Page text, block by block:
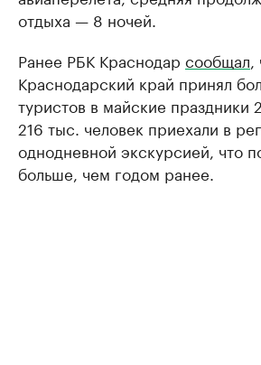
отдыха — 8 ночей.
Ранее РБК Краснодар сообщал
Краснодарский край принял
туристов в майские праздники
216 тыс. человек приехали в
однодневной экскурсией, что
больше, чем годом ранее.